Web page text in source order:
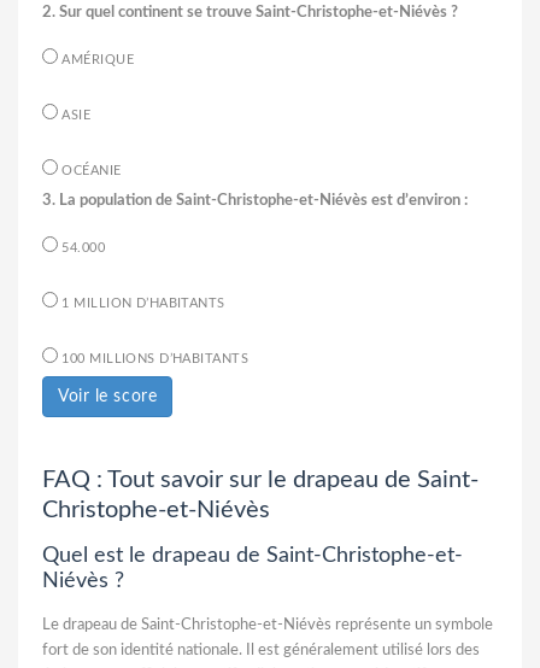
2. Sur quel continent se trouve Saint-Christophe-et-Niévès ?
AMÉRIQUE
ASIE
OCÉANIE
3. La population de Saint-Christophe-et-Niévès est d’environ :
54.000
1 MILLION D’HABITANTS
100 MILLIONS D’HABITANTS
Voir le score
FAQ : Tout savoir sur le drapeau de Saint-
Christophe-et-Niévès
Quel est le drapeau de Saint-Christophe-et-
Niévès ?
Le drapeau de Saint-Christophe-et-Niévès représente un symbole
fort de son identité nationale. Il est généralement utilisé lors des